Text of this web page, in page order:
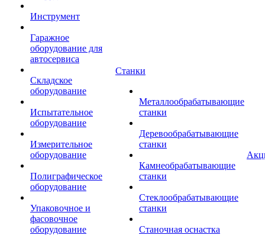
Инструмент
Гаражное
оборудование для
автосервиса
Складское
оборудование
Испытательное
оборудование
Измерительное
оборудование
Полиграфическое
оборудование
Упаковочное и
фасовочное
оборудование
Станки
Металлообрабатывающие
станки
Деревообрабатывающие
станки
Камнеобрабатывающие
станки
Стеклообрабатывающие
станки
Станочная оснастка